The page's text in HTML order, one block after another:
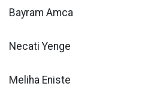
Bayram Amca
Necati Yenge
Meliha Eniste